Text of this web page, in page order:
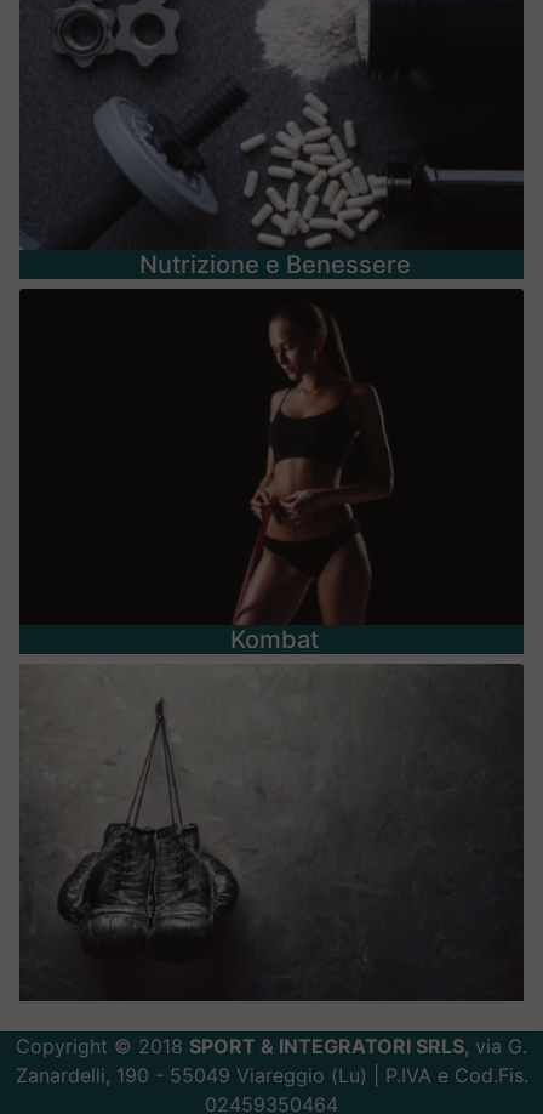
Nutrizione e Benessere
Kombat
Copyright © 2018 SPORT & INTEGRATORI SRLS, via G.
Zanardelli, 190 - 55049 Viareggio (Lu) | P.IVA e Cod.Fis.
02459350464